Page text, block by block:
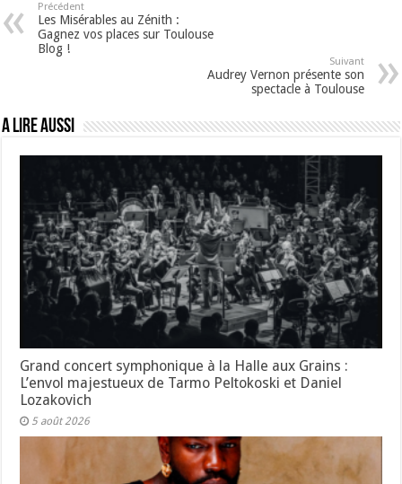
Précédent
Les Misérables au Zénith :
Gagnez vos places sur Toulouse
Blog !
Suivant
Audrey Vernon présente son
spectacle à Toulouse
A lire aussi
Grand concert symphonique à la Halle aux Grains :
L’envol majestueux de Tarmo Peltokoski et Daniel
Lozakovich
5 août 2026